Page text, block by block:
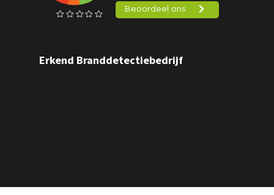
Erkend Branddetectiebedrijf